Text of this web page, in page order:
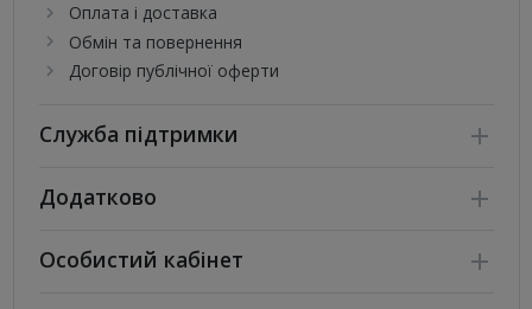
Оплата і доставка
Обмін та повернення
Договір публічної оферти
Служба підтримки
Додатково
Особистий кабінет